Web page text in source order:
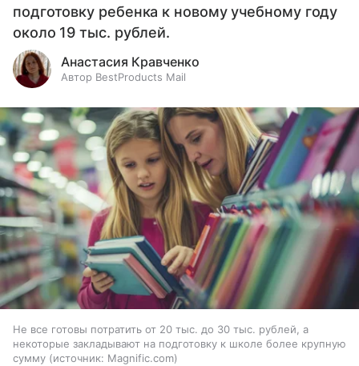
подготовку ребенка к новому учебному году
около 19 тыс. рублей.
Анастасия Кравченко
Автор BestProducts Mail
Не все готовы потратить от 20 тыс. до 30 тыс. рублей, а
некоторые закладывают на подготовку к школе более крупную
сумму
источник: Magnific.com